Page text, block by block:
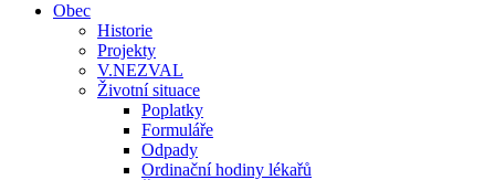
Obec
Historie
Projekty
V.NEZVAL
Životní situace
Poplatky
Formuláře
Odpady
Ordinační hodiny lékařů